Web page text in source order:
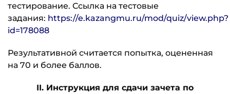
тестирование. Ссылка на тестовые
задания: https://e.kazangmu.ru/mod/quiz/view.php?
id=178088
Результативной считается попытка, оцененная
на 70 и более баллов.
II. Инструкция для сдачи зачета по